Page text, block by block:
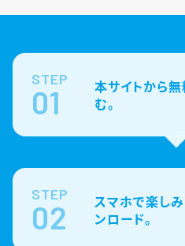
STEP
01
本サイトから
む。
STEP
02
スマホで楽し
ンロード。